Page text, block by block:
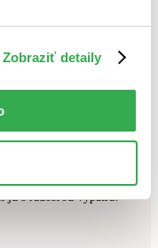
Zobraziť detaily
ju s radosťou vypátra!